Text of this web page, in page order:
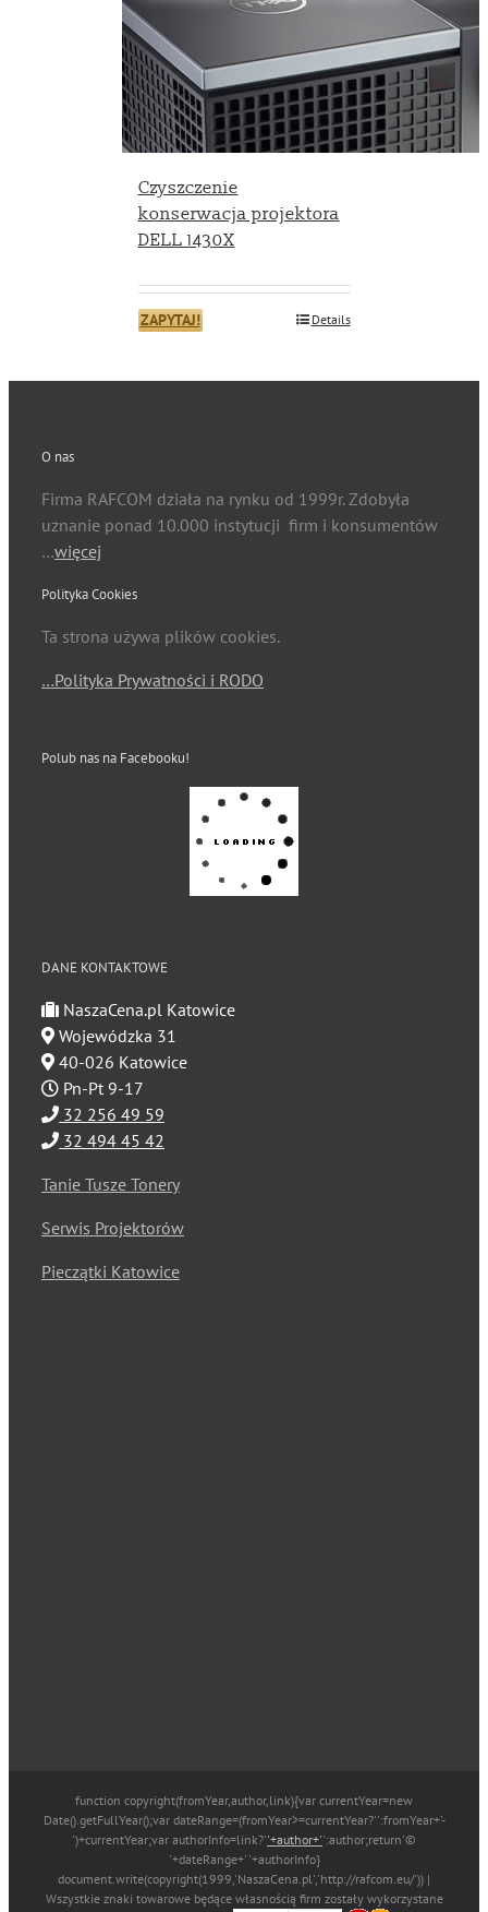
Czyszczenie
konserwacja projektora
DELL 1430X
ZAPYTAJ! Details
O nas
Firma RAFCOM działa na rynku od 1999r. Zdobyła
uznanie ponad 10.000 instytucji firm i konsumentów
…więcej
Polityka Cookies
Ta strona używa plików cookies.
…Polityka Prywatności i RODO
Polub nas na Facebooku!
DANE KONTAKTOWE
NaszaCena.pl Katowice
Wojewódzka 31
40-026 Katowice
Pn-Pt 9-17
32 256 49 59
32 494 45 42
Tanie Tusze Tonery
Serwis Projektorów
Pieczątki Katowice
function copyright(fromYear,author,link){var currentYear=new
Date().getFullYear();var dateRange=(fromYear>=currentYear?'':fromYear+'-
')+currentYear;var authorInfo=link?''+author+'':author;return'©
'+dateRange+' '+authorInfo}
document.write(copyright(1999,'NaszaCena.pl','http://rafcom.eu/')) |
Wszystkie znaki towarowe będące własnością firm zostały wykorzystane